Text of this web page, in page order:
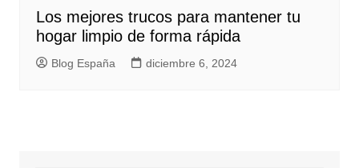
Los mejores trucos para mantener tu
hogar limpio de forma rápida
Blog España diciembre 6, 2024